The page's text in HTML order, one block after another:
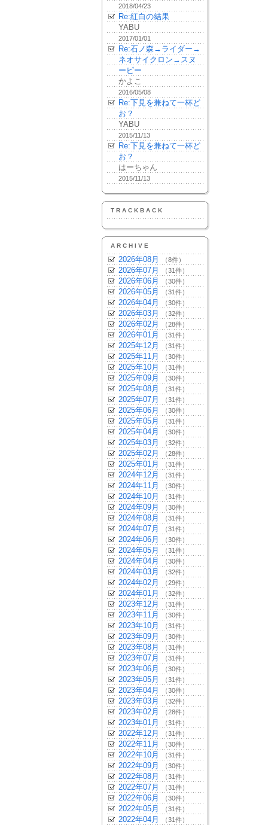
2018/04/23
Re:紅白の結果
YABU
2017/01/01
Re:石ノ森→ライダー→
ネオサイクロン→スヌ
ーピー
かよこ
2016/05/08
Re:下見を兼ねて一杯ど
お？
YABU
2015/11/13
Re:下見を兼ねて一杯ど
お？
はーちゃん
2015/11/13
TRACKBACK
ARCHIVE
2026年08月 （8件）
2026年07月 （31件）
2026年06月 （30件）
2026年05月 （31件）
2026年04月 （30件）
2026年03月 （32件）
2026年02月 （28件）
2026年01月 （31件）
2025年12月 （31件）
2025年11月 （30件）
2025年10月 （31件）
2025年09月 （30件）
2025年08月 （31件）
2025年07月 （31件）
2025年06月 （30件）
2025年05月 （31件）
2025年04月 （30件）
2025年03月 （32件）
2025年02月 （28件）
2025年01月 （31件）
2024年12月 （31件）
2024年11月 （30件）
2024年10月 （31件）
2024年09月 （30件）
2024年08月 （31件）
2024年07月 （31件）
2024年06月 （30件）
2024年05月 （31件）
2024年04月 （30件）
2024年03月 （32件）
2024年02月 （29件）
2024年01月 （32件）
2023年12月 （31件）
2023年11月 （30件）
2023年10月 （31件）
2023年09月 （30件）
2023年08月 （31件）
2023年07月 （31件）
2023年06月 （30件）
2023年05月 （31件）
2023年04月 （30件）
2023年03月 （32件）
2023年02月 （28件）
2023年01月 （31件）
2022年12月 （31件）
2022年11月 （30件）
2022年10月 （31件）
2022年09月 （30件）
2022年08月 （31件）
2022年07月 （31件）
2022年06月 （30件）
2022年05月 （31件）
2022年04月 （31件）